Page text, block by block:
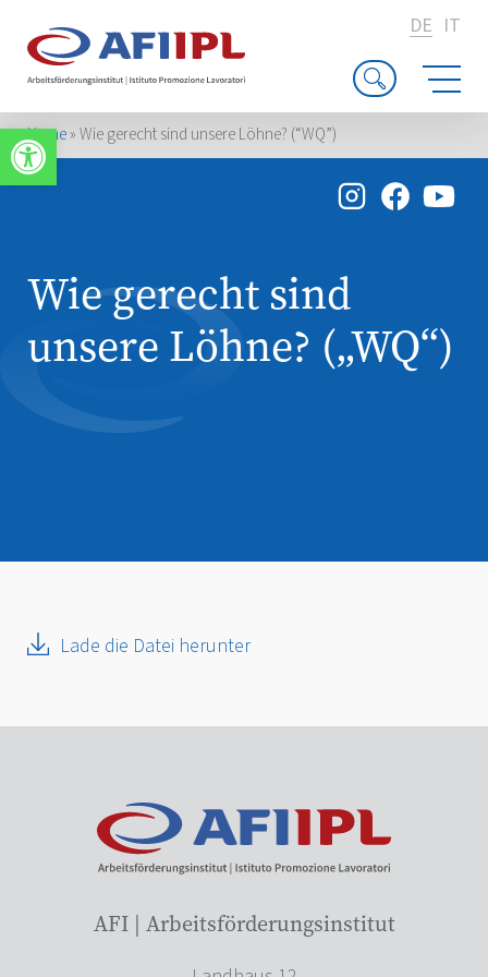
Werkzeugleiste öffnen
DE IT
Home»Wie gerecht sind unsere Löhne? (“WQ”)
Wie gerecht sind
unsere Löhne? („WQ“)
Lade die Datei herunter
AFI | Arbeitsförderungsinstitut